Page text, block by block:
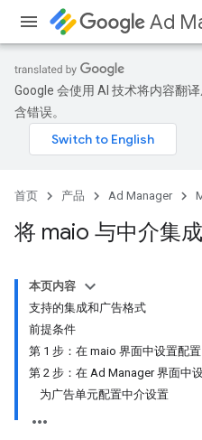
Ad
Google 会使用 AI 技术将内容翻
含错误。
首页 产品 Ad Manager
将 maio 与中介集成
本页内容
支持的集成和广告格式
前提条件
第 1 步：在 maio 界面中设置配置
第 2 步：在 Ad Manager 界面中
为广告单元配置中介设置